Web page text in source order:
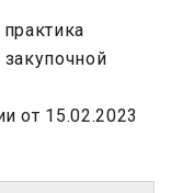
от 15.02.2023